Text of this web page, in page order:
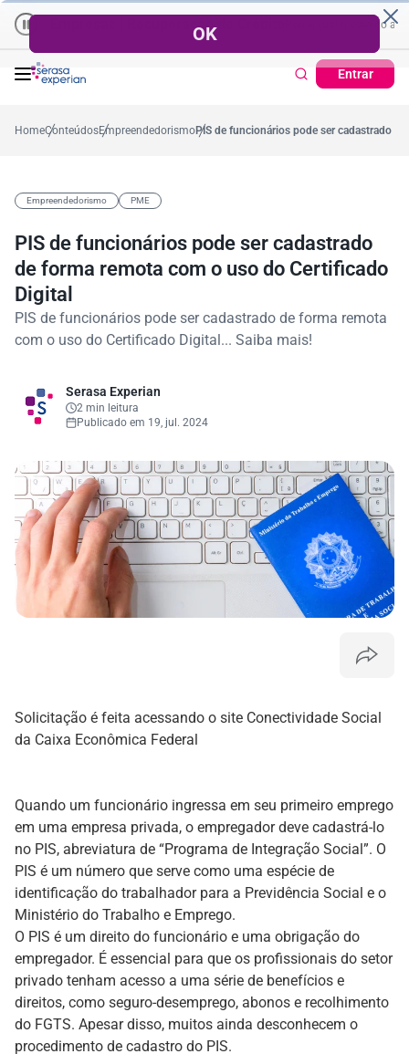
Empresas | Recuperação de Crédito Percentual médio no ano
Entrar
ano Cartão de Crédito |
HomeConteúdosEmpreendedorismoPIS de funcionários pode ser cadastrado
Empreendedorismo PME
PIS de funcionários pode ser cadastrado
de forma remota com o uso do Certificado
Digital
PIS de funcionários pode ser cadastrado de forma remota
com o uso do Certificado Digital... Saiba mais!
Serasa Experian
2 min leitura
Publicado em 19, jul. 2024
Solicitação é feita acessando o site Conectividade Social
da Caixa Econômica Federal
Quando um funcionário ingressa em seu primeiro emprego
em uma empresa privada, o empregador deve cadastrá-lo
no PIS, abreviatura de “Programa de Integração Social”. O
PIS é um número que serve como uma espécie de
identificação do trabalhador para a Previdência Social e o
Ministério do Trabalho e Emprego.
O PIS é um direito do funcionário e uma obrigação do
empregador. É essencial para que os profissionais do setor
privado tenham acesso a uma série de benefícios e
direitos, como seguro-desemprego, abonos e recolhimento
do FGTS. Apesar disso, muitos ainda desconhecem o
procedimento de cadastro do PIS.